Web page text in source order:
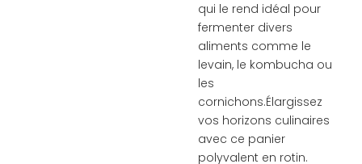
qui le rend idéal pour
fermenter divers
aliments comme le
levain, le kombucha ou
les
cornichons.Élargissez
vos horizons culinaires
avec ce panier
polyvalent en rotin.